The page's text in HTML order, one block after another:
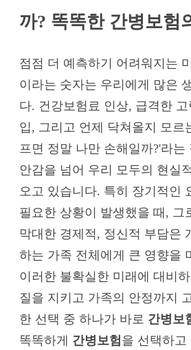
까? 똑똑한 간병보험
점점 더 예측하기 어려워지는
이라는 숫자는 우리에게 많은
다. 건강보험료 인상, 급격한
입, 그리고 언제 닥쳐올지 모르
프면 정말 나만 손해일까?'라는
안감을 넘어 우리 모두의 현실
오고 있습니다. 특히 장기적인
필요한 상황이 발생했을 때, 그
막대한 경제적, 정신적 부담은
하는 가족 전체에게 큰 영향을
이러한 불확실한 미래에 대비
질을 지키고 가족의 안정까지
한 선택 중 하나가 바로 간병보
똑똑하게 간병보험을 선택하고